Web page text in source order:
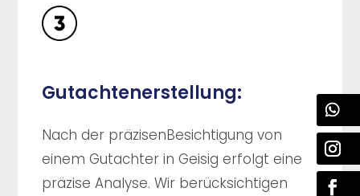
Gutachtenerstellung:
Nach der präzisenBesichtigung von
einem Gutachter in Geisig erfolgt eine
präzise Analyse. Wir berücksichtigen